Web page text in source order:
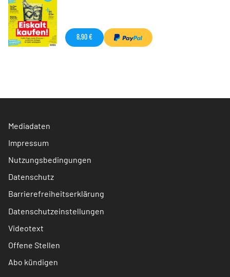
8,90 €
Mediadaten
Impressum
Nutzungsbedingungen
Datenschutz
Barrierefreiheitserklärung
Datenschutzeinstellungen
Videotext
Offene Stellen
Abo kündigen